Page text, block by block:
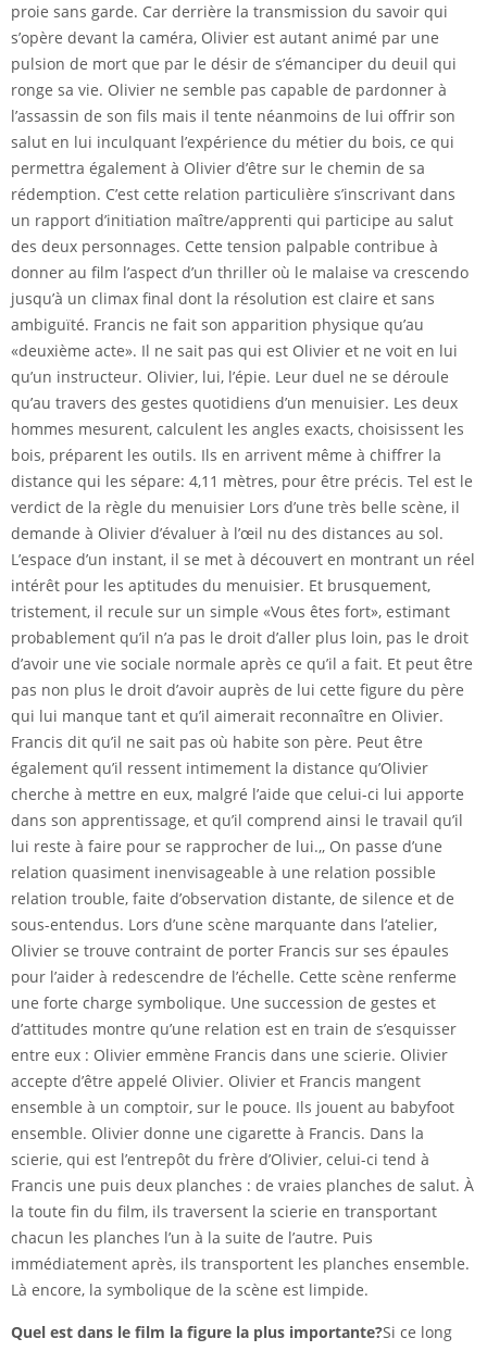
proie sans garde. Car derrière la transmission du savoir qui
s’opère devant la caméra, Olivier est autant animé par une
pulsion de mort que par le désir de s’émanciper du deuil qui
ronge sa vie. Olivier ne semble pas capable de pardonner à
l’assassin de son fils mais il tente néanmoins de lui offrir son
salut en lui inculquant l’expérience du métier du bois, ce qui
permettra également à Olivier d’être sur le chemin de sa
rédemption. C’est cette relation particulière s’inscrivant dans
un rapport d’initiation maître/apprenti qui participe au salut
des deux personnages. Cette tension palpable contribue à
donner au film l’aspect d’un thriller où le malaise va crescendo
jusqu’à un climax final dont la résolution est claire et sans
ambiguïté. Francis ne fait son apparition physique qu’au
«deuxième acte». Il ne sait pas qui est Olivier et ne voit en lui
qu’un instructeur. Olivier, lui, l’épie. Leur duel ne se déroule
qu’au travers des gestes quotidiens d’un menuisier. Les deux
hommes mesurent, calculent les angles exacts, choisissent les
bois, préparent les outils. Ils en arrivent même à chiffrer la
distance qui les sépare: 4,11 mètres, pour être précis. Tel est le
verdict de la règle du menuisier Lors d’une très belle scène, il
demande à Olivier d’évaluer à l’œil nu des distances au sol.
L’espace d’un instant, il se met à découvert en montrant un réel
intérêt pour les aptitudes du menuisier. Et brusquement,
tristement, il recule sur un simple «Vous êtes fort», estimant
probablement qu’il n’a pas le droit d’aller plus loin, pas le droit
d’avoir une vie sociale normale après ce qu’il a fait. Et peut être
pas non plus le droit d’avoir auprès de lui cette figure du père
qui lui manque tant et qu’il aimerait reconnaître en Olivier.
Francis dit qu’il ne sait pas où habite son père. Peut être
également qu’il ressent intimement la distance qu’Olivier
cherche à mettre en eux, malgré l’aide que celui-ci lui apporte
dans son apprentissage, et qu’il comprend ainsi le travail qu’il
lui reste à faire pour se rapprocher de lui.,, On passe d’une
relation quasiment inenvisageable à une relation possible
relation trouble, faite d’observation distante, de silence et de
sous-entendus. Lors d’une scène marquante dans l’atelier,
Olivier se trouve contraint de porter Francis sur ses épaules
pour l’aider à redescendre de l’échelle. Cette scène renferme
une forte charge symbolique. Une succession de gestes et
d’attitudes montre qu’une relation est en train de s’esquisser
entre eux : Olivier emmène Francis dans une scierie. Olivier
accepte d’être appelé Olivier. Olivier et Francis mangent
ensemble à un comptoir, sur le pouce. Ils jouent au babyfoot
ensemble. Olivier donne une cigarette à Francis. Dans la
scierie, qui est l’entrepôt du frère d’Olivier, celui-ci tend à
Francis une puis deux planches : de vraies planches de salut. À
la toute fin du film, ils traversent la scierie en transportant
chacun les planches l’un à la suite de l’autre. Puis
immédiatement après, ils transportent les planches ensemble.
Là encore, la symbolique de la scène est limpide.
Quel est dans le film la figure la plus importante?Si ce long